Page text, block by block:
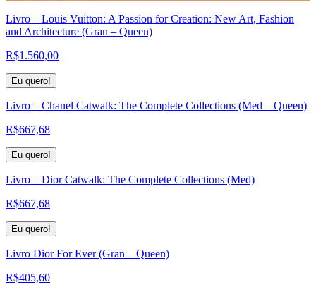
Livro – Louis Vuitton: A Passion for Creation: New Art, Fashion
and Architecture (Gran – Queen)
R$1.560,00
Eu quero!
Livro – Chanel Catwalk: The Complete Collections (Med – Queen)
R$667,68
Eu quero!
Livro – Dior Catwalk: The Complete Collections (Med)
R$667,68
Eu quero!
Livro Dior For Ever (Gran – Queen)
R$405,60